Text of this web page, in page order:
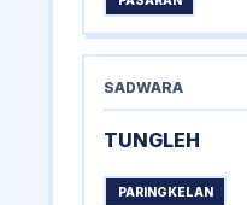
SADWARA
TUNGLEH
PARINGKELAN